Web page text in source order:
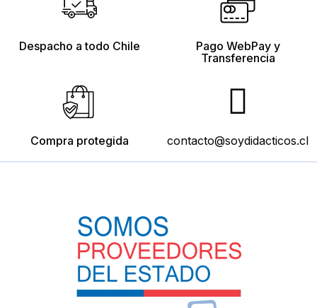
Despacho a todo Chile
Pago WebPay y
Transferencia
Compra protegida contacto@soydidacticos.cl